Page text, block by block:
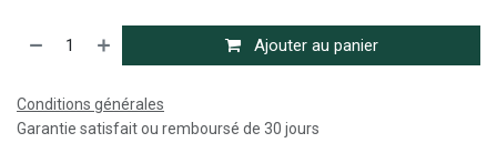
Ajouter au panier
Conditions générales
Garantie satisfait ou remboursé de 30 jours